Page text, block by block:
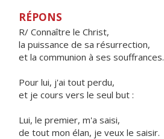
RÉPONS
R/ Connaître le Christ,
la puissance de sa résurrection,
et la communion à ses souffrances.
Pour lui, j'ai tout perdu,
et je cours vers le seul but :
Lui, le premier, m'a saisi,
de tout mon élan, je veux le saisir.